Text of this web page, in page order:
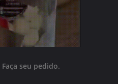
Faça seu pedido.